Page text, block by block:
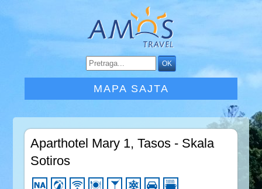
MAPA SAJTA
Aparthotel Mary 1, Tasos - Skala
Sotiros